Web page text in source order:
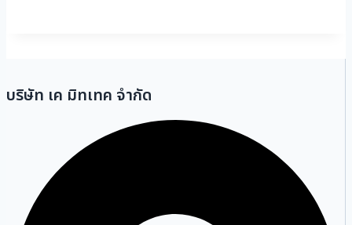
บริษัท เค มิทเทค จำกัด